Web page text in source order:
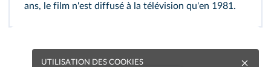
ans, le film n'est diffusé à la télévision qu'en 1981.
UTILISATION DES COOKIES